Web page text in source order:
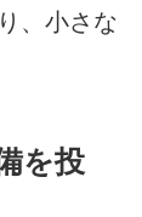
、小さな
を投